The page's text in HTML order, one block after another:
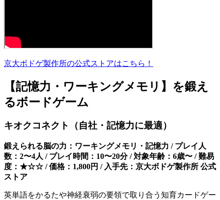
京大ボドゲ製作所の公式ストアはこちら！
【記憶力・ワーキングメモリ】を鍛え
るボードゲーム
キオクコネクト（自社・記憶力に最適）
鍛えられる脳の力：ワーキングメモリ・記憶力 / プレイ人
数：2〜4人 / プレイ時間：10〜20分 / 対象年齢：6歳〜 / 難易
度：★☆☆ / 価格：1,800円 / 入手先：京大ボドゲ製作所 公式
ストア
英単語をかるたや神経衰弱の要領で取り合う知育カードゲー